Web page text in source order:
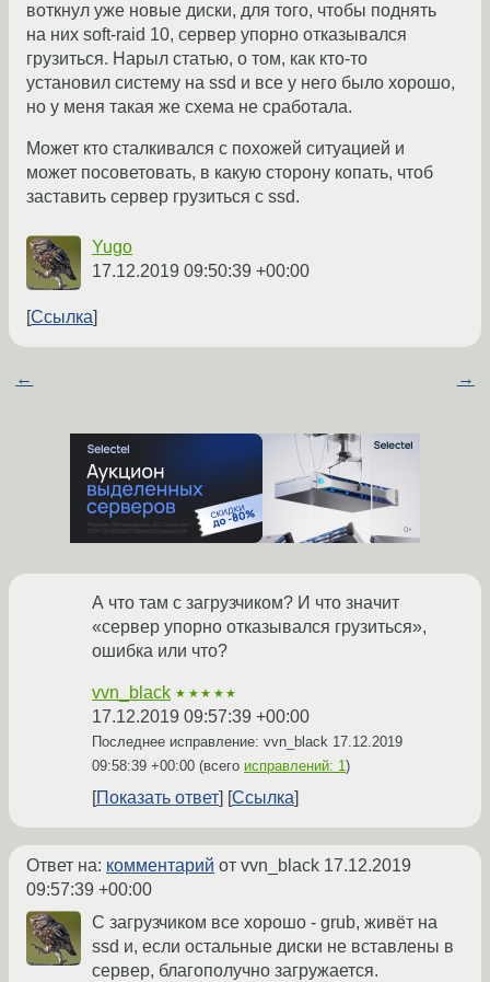
воткнул уже новые диски, для того, чтобы поднять
на них soft-raid 10, сервер упорно отказывался
грузиться. Нарыл статью, о том, как кто-то
установил систему на ssd и все у него было хорошо,
но у меня такая же схема не сработала.
Может кто сталкивался с похожей ситуацией и
может посоветовать, в какую сторону копать, чтоб
заставить сервер грузиться с ssd.
Yugo
17.12.2019 09:50:39 +00:00
Ссылка
← →
А что там с загрузчиком? И что значит
«сервер упорно отказывался грузиться»,
ошибка или что?
vvn_black ★★★★★
17.12.2019 09:57:39 +00:00
Последнее исправление: vvn_black 17.12.2019
09:58:39 +00:00 (всего исправлений: 1)
Показать ответ Ссылка
Ответ на: комментарий от vvn_black 17.12.2019
09:57:39 +00:00
С загрузчиком все хорошо - grub, живёт на
ssd и, если остальные диски не вставлены в
сервер, благополучно загружается.